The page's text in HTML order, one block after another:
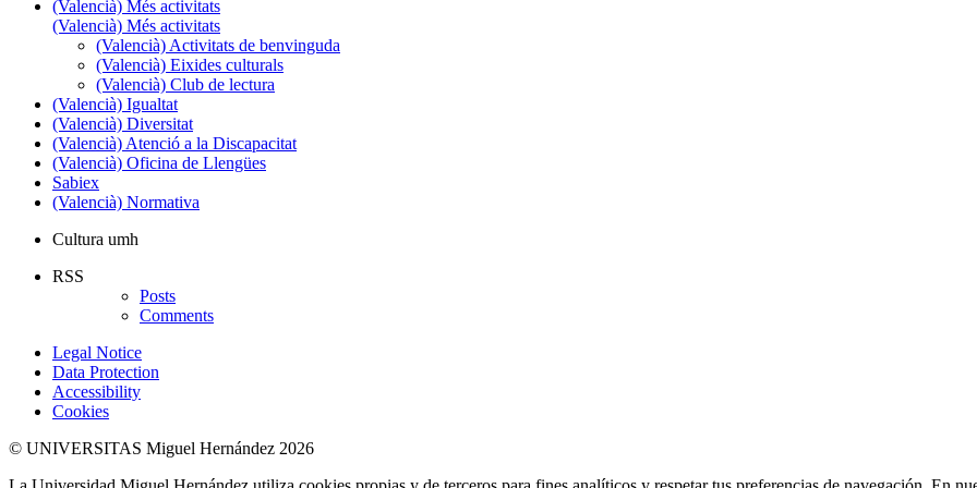
(Valencià) Més activitats
(Valencià) Més activitats
(Valencià) Activitats de benvinguda
(Valencià) Eixides culturals
(Valencià) Club de lectura
(Valencià) Igualtat
(Valencià) Diversitat
(Valencià) Atenció a la Discapacitat
(Valencià) Oficina de Llengües
Sabiex
(Valencià) Normativa
Cultura umh
RSS
Posts
Comments
Legal Notice
Data Protection
Accessibility
Cookies
© UNIVERSITAS Miguel Hernández 2026